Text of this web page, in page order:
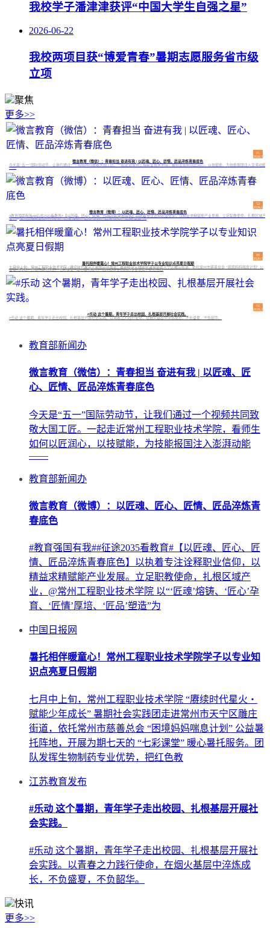
我校学子潘津津获评“中国大学生自强之星”
2026-06-22
我校两项目获“博爱青春”暑期志愿服务省市级
立项
聚焦
更多>>
01
2026.05
微言教育（微信）：青春担当 奋进有我 | 以匠魂、匠心、匠情、匠品淬炼青春底色
今天是“五一”国际劳动节，让我们通过一个视频共同致敬大国工匠。一起走近常州工程职业技术学院，看师生如何以匠润心，以技赋能，为技能报国注入澎湃动能
——
12
2026.05
微言教育（微博）：以匠魂、匠心、匠情、匠品淬炼青春底色
#教育强国有我##征途2035看教育#【以匠魂、匠心、匠情、匠品淬炼青春底色】以执着专注诠释职业信仰，以精益求精赋能产业发展。立足职教使命，扎根区域产
业，@常州工程职业技术学院 以“‘匠魂’熔铸、‘匠心’孕育、‘匠情’厚培、‘匠品’塑造”为
05
2026.08
暑托相伴暖童心！常州工程职业技术学院学子以专业知识点亮夏日假期
七月中上旬，常州工程职业技术学院 “赓续时代星火・赋能少年成长” 暑期社会实践团走进常州市天宁区雕庄街道，依托常州市慈善总会 “困境妈妈喘息计划” 公
益暑托阵地，开展为期七天的 “七彩课堂” 暖心暑托服务。团队发挥生物制药专业优势，把红色教
02
2026.08
#乐动 这个暑期，青年学子走出校园、扎根基层开展社会实践。
#乐动 这个暑期，青年学子走出校园、扎根基层开展社会实践。以青春之力践行使命，在烟火基层中淬炼成长，不负盛夏，不负韶华。
教育部新闻办
微言教育（微信）：青春担当 奋进有我 | 以匠魂、匠
心、匠情、匠品淬炼青春底色
今天是“五一”国际劳动节，让我们通过一个视频共同致
敬大国工匠。一起走近常州工程职业技术学院，看师生
如何以匠润心，以技赋能，为技能报国注入澎湃动能
——
教育部新闻办
微言教育（微博）：以匠魂、匠心、匠情、匠品淬炼青
春底色
#教育强国有我##征途2035看教育#【以匠魂、匠心、匠
情、匠品淬炼青春底色】以执着专注诠释职业信仰，以
精益求精赋能产业发展。立足职教使命，扎根区域产
业，@常州工程职业技术学院 以“‘匠魂’熔铸、‘匠心’孕
育、‘匠情’厚培、‘匠品’塑造”为
中国日报网
暑托相伴暖童心！常州工程职业技术学院学子以专业知
识点亮夏日假期
七月中上旬，常州工程职业技术学院 “赓续时代星火・
赋能少年成长” 暑期社会实践团走进常州市天宁区雕庄
街道，依托常州市慈善总会 “困境妈妈喘息计划” 公益暑
托阵地，开展为期七天的 “七彩课堂” 暖心暑托服务。团
队发挥生物制药专业优势，把红色教
江苏教育发布
#乐动 这个暑期，青年学子走出校园、扎根基层开展社
会实践。
#乐动 这个暑期，青年学子走出校园、扎根基层开展社
会实践。以青春之力践行使命，在烟火基层中淬炼成
长，不负盛夏，不负韶华。
快讯
更多>>